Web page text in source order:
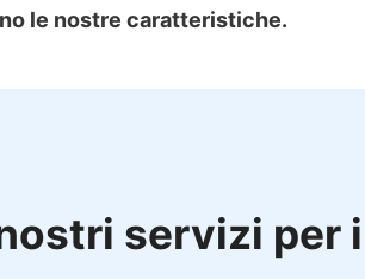
le nostre caratteristiche.
servizi per